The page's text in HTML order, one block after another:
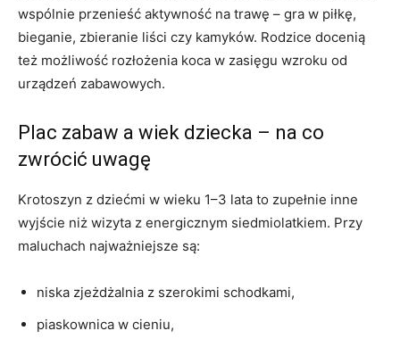
wspólnie przenieść aktywność na trawę – gra w piłkę,
bieganie, zbieranie liści czy kamyków. Rodzice docenią
też możliwość rozłożenia koca w zasięgu wzroku od
urządzeń zabawowych.
Plac zabaw a wiek dziecka – na co
zwrócić uwagę
Krotoszyn z dziećmi w wieku 1–3 lata to zupełnie inne
wyjście niż wizyta z energicznym siedmiolatkiem. Przy
maluchach najważniejsze są:
niska zjeżdżalnia z szerokimi schodkami,
piaskownica w cieniu,